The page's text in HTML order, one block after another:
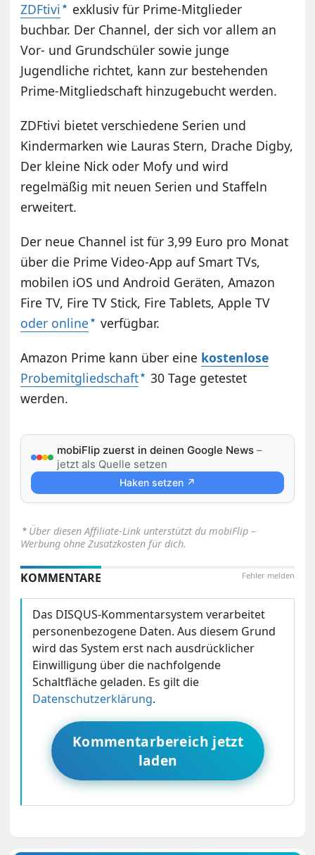
ZDFtivi
exklusiv für Prime-Mitglieder
buchbar. Der Channel, der sich vor allem an
Vor- und Grundschüler sowie junge
Jugendliche richtet, kann zur bestehenden
Prime-Mitgliedschaft hinzugebucht werden.
ZDFtivi bietet verschiedene Serien und
Kindermarken wie Lauras Stern, Drache Digby,
Der kleine Nick oder Mofy und wird
regelmäßig mit neuen Serien und Staffeln
erweitert.
Der neue Channel ist für 3,99 Euro pro Monat
über die Prime Video-App auf Smart TVs,
mobilen iOS und Android Geräten, Amazon
Fire TV, Fire TV Stick, Fire Tablets, Apple TV
oder online
verfügbar.
Amazon Prime kann über eine kostenlose
Probemitgliedschaft
30 Tage getestet
werden.
mobiFlip zuerst in deinen Google News –
jetzt als Quelle setzen
Haken setzen ↗
⋆ Über diesen Affiliate-Link unterstützt du mobiFlip –
Werbung ohne Zusatzkosten für dich.
Fehler melden
KOMMENTARE
Das DISQUS-Kommentarsystem verarbeitet
personenbezogene Daten. Aus diesem Grund
wird das System erst nach ausdrücklicher
Einwilligung über die nachfolgende
Schaltfläche geladen. Es gilt die
Datenschutzerklärung.
Kommentarbereich jetzt
laden